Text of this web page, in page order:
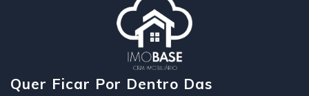
Quer Ficar Por Dentro Das